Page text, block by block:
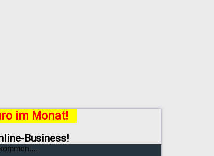
im Monat!
Business!